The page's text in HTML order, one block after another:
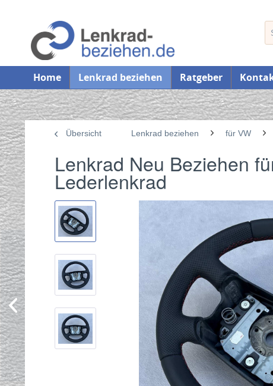
Home Lenkrad beziehen Ratgeber
Übersicht Lenkrad beziehen für VW
Lenkrad Neu Beziehen
Lederlenkrad